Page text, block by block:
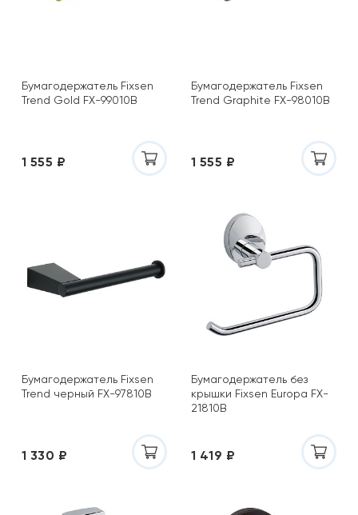
Бумагодержатель Fixsen
Trend Gold FX-99010B
1 555 ₽
Бумагодержатель Fixsen
Trend Graphite FX-98010B
1 555 ₽
Бумагодержатель Fixsen
Trend черный FX-97810B
1 330 ₽
Бумагодержатель без
крышки Fixsen Europa FX-
21810B
1 419 ₽